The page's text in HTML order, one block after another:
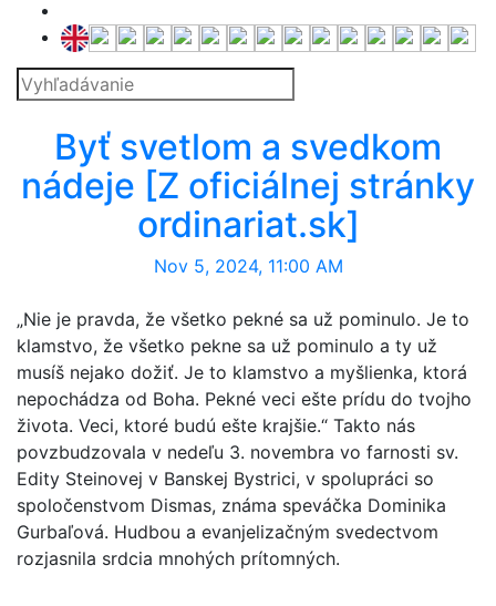
Byť svetlom a svedkom
nádeje [Z oficiálnej stránky
ordinariat.sk]
Nov 5, 2024, 11:00 AM
„Nie je pravda, že všetko pekné sa už pominulo. Je to
klamstvo, že všetko pekne sa už pominulo a ty už
musíš nejako dožiť. Je to klamstvo a myšlienka, ktorá
nepochádza od Boha. Pekné veci ešte prídu do tvojho
života. Veci, ktoré budú ešte krajšie.“ Takto nás
povzbudzovala v nedeľu 3. novembra vo farnosti sv.
Edity Steinovej v Banskej Bystrici, v spolupráci so
spoločenstvom Dismas, známa speváčka Dominika
Gurbaľová. Hudbou a evanjelizačným svedectvom
rozjasnila srdcia mnohých prítomných.